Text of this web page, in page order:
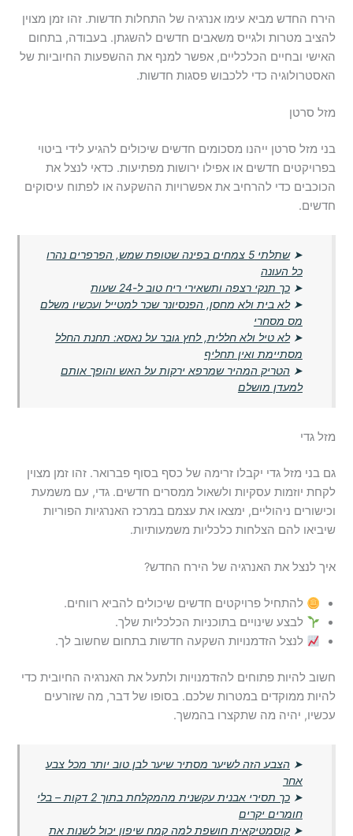
הירח החדש מביא עימו אנרגיה של התחלות חדשות. זהו זמן מצוין
להציב מטרות ולגייס משאבים חדשים להשגתן. בעבודה, בתחום
האישי ובחיים הכלכליים, אפשר למנף את ההשפעות החיוביות של
האסטרולוגיה כדי ללכבוש פסגות חדשות.
מזל סרטן
בני מזל סרטן ייהנו מסכומים חדשים שיכולים להגיע לידי ביטוי
בפרויקטים חדשים או אפילו ירושות מפתיעות. כדאי לנצל את
הכוכבים כדי להרחיב את אפשרויות ההשקעה או לפתוח עיסוקים
חדשים.
➤
שתלתי 5 צמחים בפינה שטופת שמש, הפרפרים נהרו
כל העונה
➤כך תנקי רצפה ותשאירי ריח טוב ל-24 שעות
➤לא בית ולא מחסן, הפנסיונר שכר למטייל ועכשיו משלם
מס מסחרי
➤לא טיל ולא חללית, לחץ גובר על נאסא: תחנת החלל
מסתיימת ואין תחליף
➤ הטריק המהיר שמרפא ירקות על האש והופך אותם
למעדן מושלם
מזל גדי
גם בני מזל גדי יקבלו זרימה של כסף בסוף פברואר. זהו זמן מצוין
לקחת יוזמות עסקיות ולשאול ממסרים חדשים. גדי, עם משמעת
וכישורים ניהוליים, ימצאו את עצמם במרכז האנרגיות הפוריות
שיביאו להם הצלחות כלכליות משמעותיות.
איך לנצל את האנרגיה של הירח החדש?
להתחיל פרויקטים חדשים שיכולים להביא רווחים.
לבצע שינויים בתוכניות הכלכליות שלך.
לנצל הזדמנויות השקעה חדשות בתחום שחשוב לך.
חשוב להיות פתוחים להזדמנויות ולתעל את האנרגיה החיובית כדי
להיות ממוקדים במטרות שלכם. בסופו של דבר, מה שזורעים
עכשיו, יהיה מה שתקצרו בהמשך.
➤ הצבע הזה לשיער מסתיר שיער לבן טוב יותר מכל צבע
אחר
➤
כך תסירי אבנית עקשנית מהמקלחת בתוך 2 דקות – בלי
חומרים יקרים
➤קוסמטיקאית חושפת למה קמח שיפון יכול לשנות את